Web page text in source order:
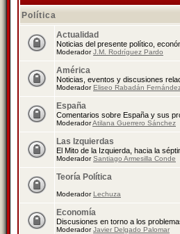
Política
Actualidad
Noticias del presente político,
ModeradorJ.M. Rodríguez Pardo
América
Noticias, eventos y discusiones
ModeradorEliseo Rabadán
España
Comentarios sobre España y sus
ModeradorAtilana Guerrero Sánchez
Las Izquierdas
El Mito de la Izquierda, hacia la
ModeradorSantiago Armesilla Conde
Teoría Política
ModeradorLechuza
Economía
Discusiones en torno a los
ModeradorJavier Delgado Palomar